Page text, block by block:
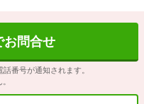
お問合せ
番号が通知されます。